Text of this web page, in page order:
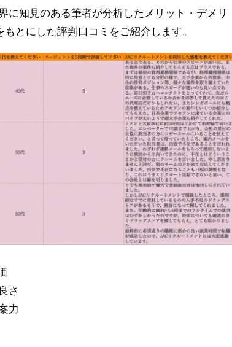
に知見のある筆者が分析したメリット・デメリ
とにした評判口コミをご紹介します。
さ
力